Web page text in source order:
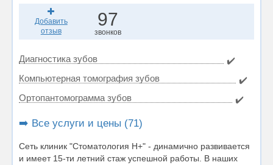
Добавить
отзыв
97
звонков
Диагностика зубов
✔️
Компьютерная томография зубов
✔️
Ортопантомограмма зубов
✔️
➡️ Все услуги и цены (71)
Сеть клиник "Стоматология Н+" - динамично развивается
и имеет 15-ти летний стаж успешной работы. В наших